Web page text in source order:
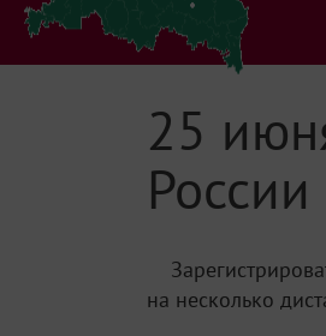
25
России
на несколько